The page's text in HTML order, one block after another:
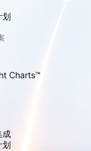
划
Charts™
成
划